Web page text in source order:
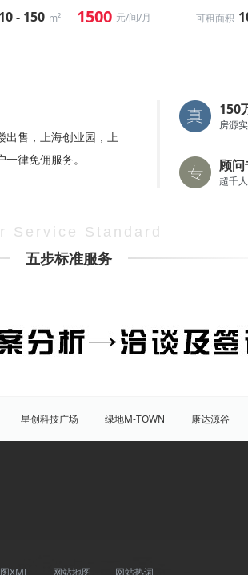
10 - 150 m² 1500 元/间/月 可租面积
出售，上海创业园，上
律免佣服务。
150
房源
顾
超千
Service Standard
五步标准服务
星创科技广场 绿地M-TOWN
康达源谷
豪威科技园（张江乐业天地） 张江海豚湾
原
XML - 网站地图 - 网站热词